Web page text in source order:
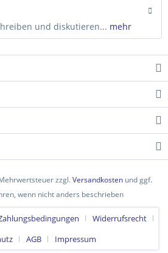
und diskutieren... mehr
zzgl.Versandkosten und ggf.
wenn nicht anders beschrieben
Widerrufsrecht
AGB Impressum